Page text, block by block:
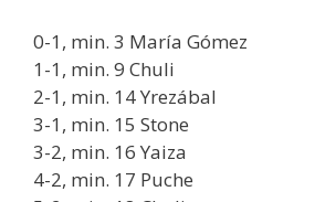
0-1, min. 3 María Gómez
1-1, min. 9 Chuli
2-1, min. 14 Yrezábal
3-1, min. 15 Stone
3-2, min. 16 Yaiza
4-2, min. 17 Puche